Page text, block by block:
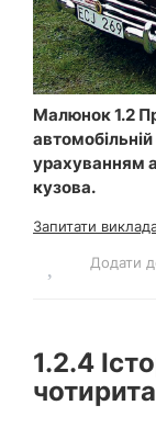
Малюнок 1.2
урахуванням
кузова.
Запитати
Додати
1.2.4